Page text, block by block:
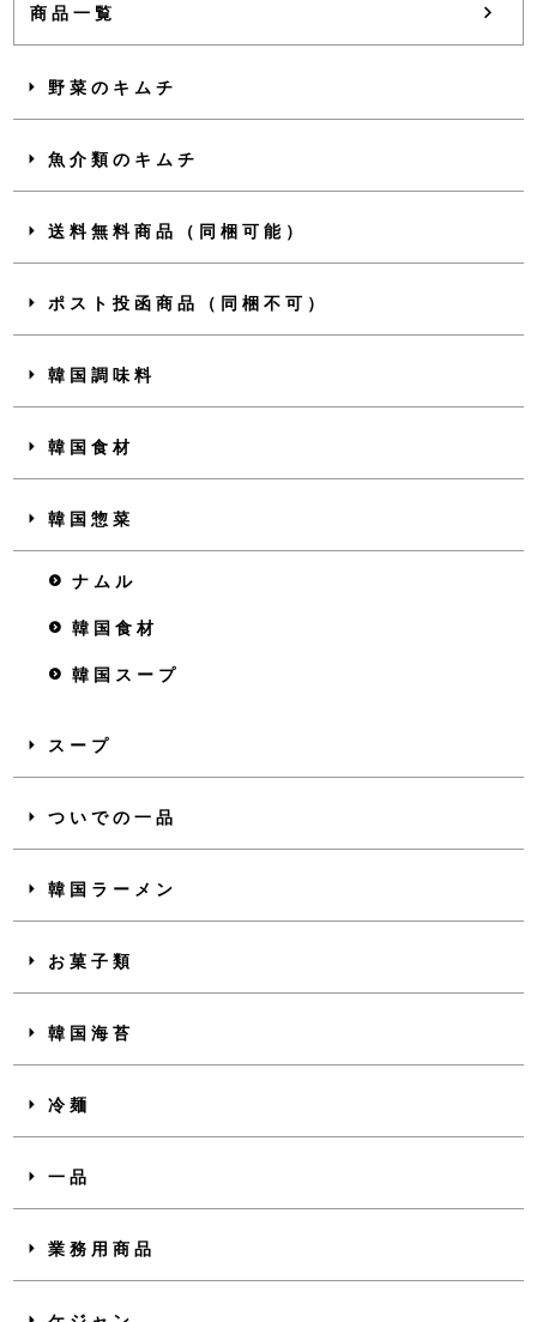
商品一覧
野菜のキムチ
魚介類のキムチ
送料無料商品（同梱可能）
ポスト投函商品（同梱不可）
韓国調味料
韓国食材
韓国惣菜
ナムル
韓国食材
韓国スープ
スープ
ついでの一品
韓国ラーメン
お菓子類
韓国海苔
冷麺
一品
業務用商品